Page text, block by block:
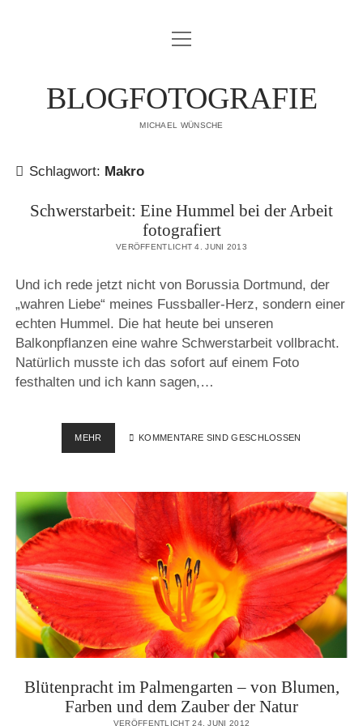
IMPRESSUM
Menü
öffnen
BLOGFOTOGRAFIE
MICHAEL WÜNSCHE
Schlagwort: Makro
Schwerstarbeit: Eine Hummel bei der Arbeit
fotografiert
VERÖFFENTLICHT 4. JUNI 2013
Und ich rede jetzt nicht von Borussia Dortmund, der
„wahren Liebe“ meines Fussballer-Herz, sondern einer
echten Hummel. Die hat heute bei unseren
Balkonpflanzen eine wahre Schwerstarbeit vollbracht.
Natürlich musste ich das sofort auf einem Foto
festhalten und ich kann sagen,…
MEHR SCHWERSTARBEIT:
EINE
DER
ARBEIT
FOTOGRAFIERT
KOMMENTARE SIND GESCHLOSSEN
Blütenpracht im Palmengarten – von Blumen,
Farben und dem Zauber der Natur
VERÖFFENTLICHT 24. JUNI 2012